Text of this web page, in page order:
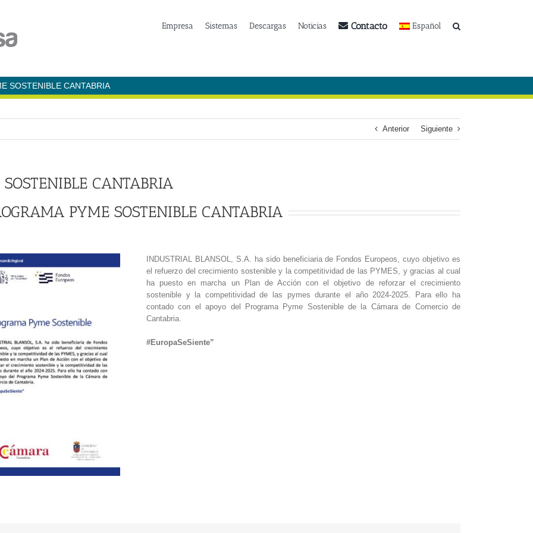
Empresa Sistemas Descargas Noticias Contacto Español
SOSTENIBLE CANTABRIA
Anterior Siguiente
CANTABRIA
PYME SOSTENIBLE CANTABRIA
INDUSTRIAL BLANSOL, S.A. ha sido beneficiaria de Fondos Europeos, cuyo objetivo es
el refuerzo del crecimiento sostenible y la competitividad de las PYMES, y gracias al cual
ha puesto en marcha un Plan de Acción con el objetivo de reforzar el crecimiento
sostenible y la competitividad de las pymes durante el año 2024-2025. Para ello ha
contado con el apoyo del Programa Pyme Sostenible de la Cámara de Comercio de
Cantabria.
#EuropaSeSiente”